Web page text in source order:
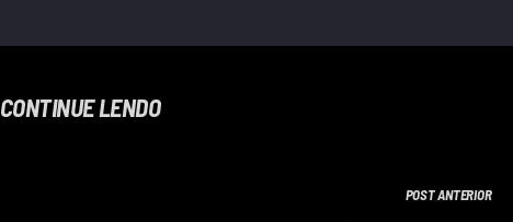
CONTINUE LENDO
POST ANTERIOR